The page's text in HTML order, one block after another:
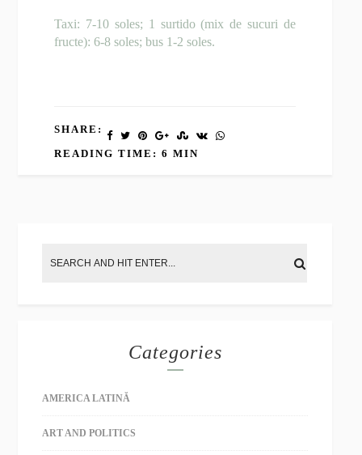
Taxi: 7-10 soles; 1 surtido (mix de sucuri de
fructe): 6-8 soles; bus 1-2 soles.
SHARE:
READING TIME: 6 MIN
Categories
AMERICA LATINĂ
ART AND POLITICS